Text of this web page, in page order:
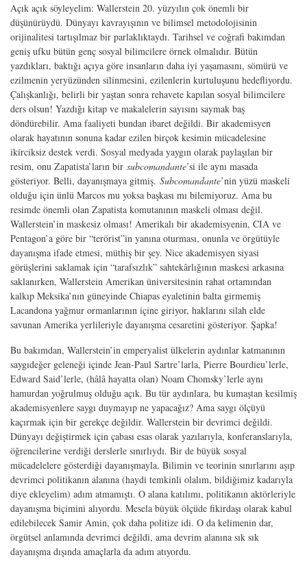
Açık açık söyleyelim: Wallerstein 20. yüzyılın çok önemli bir
düşünürüydü. Dünyayı kavrayışının ve bilimsel metodolojisinin
orijinalitesi tartışılmaz bir parlaklıktaydı. Tarihsel ve coğrafi bakımdan
geniş ufku bütün genç sosyal bilimcilere örnek olmalıdır. Bütün
yazdıkları, baktığı açıya göre insanların daha iyi yaşamasını, sömürü ve
ezilmenin yeryüzünden silinmesini, ezilenlerin kurtuluşunu hedefliyordu.
Çalışkanlığı, belirli bir yaştan sonra rehavete kapılan sosyal bilimcilere
ders olsun! Yazdığı kitap ve makalelerin sayısını saymak baş
döndürebilir. Ama faaliyeti bundan ibaret değildi. Bir akademisyen
olarak hayatının sonuna kadar ezilen birçok kesimin mücadelesine
ikirciksiz destek verdi. Sosyal medyada yaygın olarak paylaşılan bir
resim, onu Zapatista’ların bir subcomandante’si ile aynı masada
gösteriyor. Belli, dayanışmaya gitmiş. Subcomandante’nin yüzü maskeli
olduğu için ünlü Marcos mu yoksa başkası mı bilemiyoruz. Ama bu
resimde önemli olan Zapatista komutanının maskeli olması değil.
Wallerstein’in maskesiz olması! Amerikalı bir akademisyenin, CIA ve
Pentagon’a göre bir “terörist”in yanına oturması, onunla ve örgütüyle
dayanışma ifade etmesi, müthiş bir şey. Nice akademisyen siyasi
görüşlerini saklamak için “tarafsızlık” sahtekârlığının maskesi arkasına
saklanırken, Wallerstein Amerikan üniversitesinin rahat ortamından
kalkıp Meksika’nın güneyinde Chiapas eyaletinin balta girmemiş
Lacandona yağmur ormanlarının içine giriyor, haklarını silah elde
savunan Amerika yerlileriyle dayanışma cesaretini gösteriyor. Şapka!
Bu bakımdan, Wallerstein’in emperyalist ülkelerin aydınlar katmanının
saygıdeğer geleneği içinde Jean-Paul Sartre’larla, Pierre Bourdieu’lerle,
Edward Said’lerle, (hâlâ hayatta olan) Noam Chomsky’lerle aynı
hamurdan yoğrulmuş olduğu açık. Bu tür aydınlara, bu kumaştan kesilmiş
akademisyenlere saygı duymayıp ne yapacağız? Ama saygı ölçüyü
kaçırmak için bir gerekçe değildir. Wallerstein bir devrimci değildi.
Dünyayı değiştirmek için çabası esas olarak yazılarıyla, konferanslarıyla,
öğrencilerine verdiği derslerle sınırlıydı. Bir de büyük sosyal
mücadelelere gösterdiği dayanışmayla. Bilimin ve teorinin sınırlarını aşıp
devrimci politikanın alanına (haydi temkinli olalım, bildiğimiz kadarıyla
diye ekleyelim) adım atmamıştı. O alana katılımı, politikanın aktörleriyle
dayanışma biçimini alıyordu. Mesela büyük ölçüde fikirdaşı olarak kabul
edilebilecek Samir Amin, çok daha politize idi. O da kelimenin dar,
örgütsel anlamında devrimci değildi, ama devrim alanına sık sık
dayanışma dışında amaçlarla da adım atıyordu.